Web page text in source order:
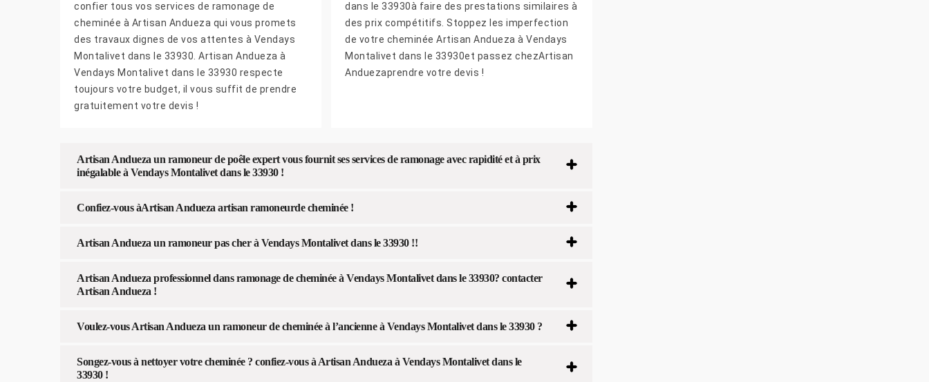
confier tous vos services de ramonage de
cheminée à Artisan Andueza qui vous promets
des travaux dignes de vos attentes à Vendays
Montalivet dans le 33930. Artisan Andueza à
Vendays Montalivet dans le 33930 respecte
toujours votre budget, il vous suffit de prendre
gratuitement votre devis !
dans le 33930à faire des prestations similaires à
des prix compétitifs. Stoppez les imperfection
de votre cheminée Artisan Andueza à Vendays
Montalivet dans le 33930et passez chezArtisan
Anduezaprendre votre devis !
Artisan Andueza un ramoneur de poêle expert vous fournit ses services de ramonage avec rapidité et à prix
inégalable à Vendays Montalivet dans le 33930 !
Confiez-vous àArtisan Andueza artisan ramoneurde cheminée !
Artisan Andueza un ramoneur pas cher à Vendays Montalivet dans le 33930 !!
Artisan Andueza professionnel dans ramonage de cheminée à Vendays Montalivet dans le 33930? contacter
Artisan Andueza !
Voulez-vous Artisan Andueza un ramoneur de cheminée à l’ancienne à Vendays Montalivet dans le 33930 ?
Songez-vous à nettoyer votre cheminée ? confiez-vous à Artisan Andueza à Vendays Montalivet dans le
33930 !